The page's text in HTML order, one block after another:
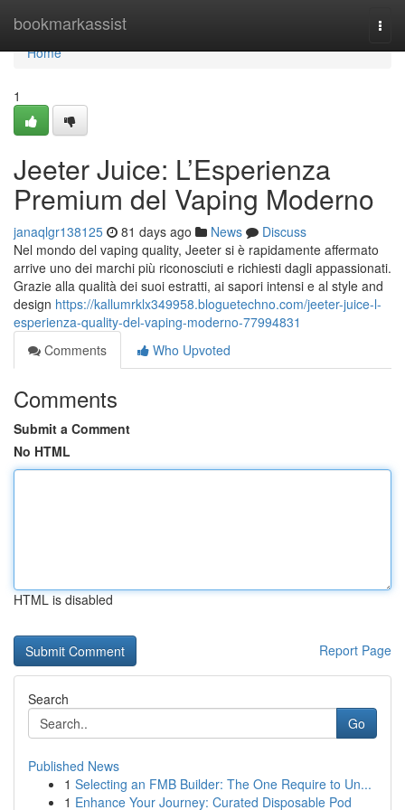
bookmarkassist
Home
Home
1
Jeeter Juice: L’Esperienza
Premium del Vaping Moderno
janaqlgr138125 81 days ago News
Discuss
Nel mondo del vaping quality, Jeeter si è rapidamente affermato
arrive uno dei marchi più riconosciuti e richiesti dagli appassionati.
Grazie alla qualità dei suoi estratti, ai sapori intensi e al style and
design https://kallumrklx349958.bloguetechno.com/jeeter-juice-l-
esperienza-quality-del-vaping-moderno-77994831
Comments
Who Upvoted
Comments
Submit a Comment
No HTML
HTML is disabled
Report Page
Search
Go
Published News
1 Selecting an FMB Builder: The One Require to Un...
1 Enhance Your Journey: Curated Disposable Pod